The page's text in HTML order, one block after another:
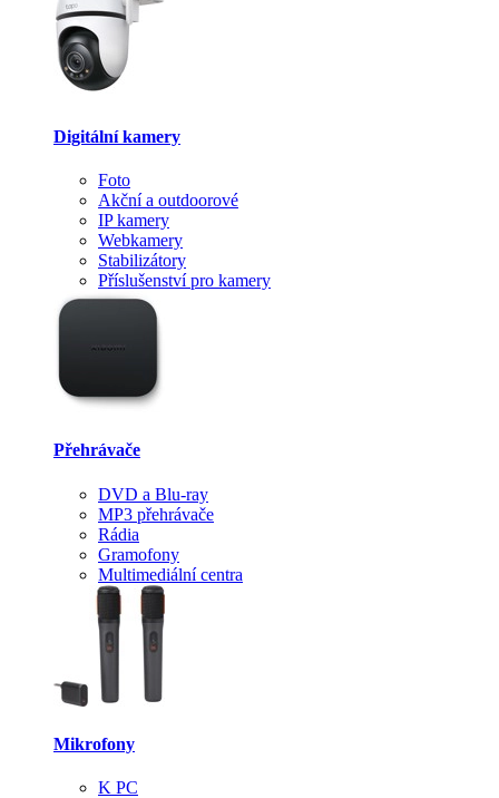
Digitální kamery
Foto
Akční a outdoorové
IP kamery
Webkamery
Stabilizátory
Příslušenství pro kamery
Přehrávače
DVD a Blu-ray
MP3 přehrávače
Rádia
Gramofony
Multimediální centra
Mikrofony
K PC